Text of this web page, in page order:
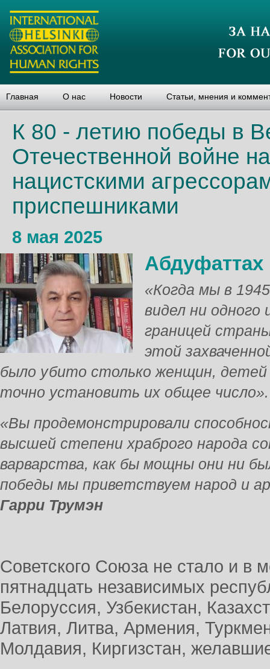
Главная О нас Новости Статьи, мнения и
К 80 - летию победы в
Отечественной войне
нацистскими
приспешниками
8 мая 2025
«Когда мы в
видел ни одного
границей
этой
было убито столько женщин,
точно установить их общее
«Вы продемонстрировали
высшей степени храброго народа
варварства, как бы мощны они ни
победы мы приветствуем народ и
Гарри Трумэн
Советского Союза не стало и в
пятнадцать независимых
Белоруссия, Узбекистан,
Латвия, Литва, Армения,
Молдавия, Киргизстан,